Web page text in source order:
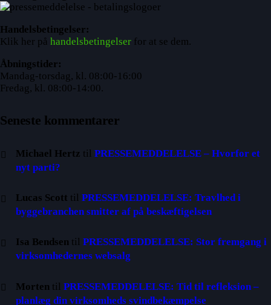
Handelsbetingelser:
Klik her på handelsbetingelser for at se dem.
Åbningstider:
Mandag-torsdag, kl. 08:00-16:00
Fredag, kl. 08:00-14:00.
Seneste kommentarer
Michael Hertz tilPRESSEMEDDELELSE – Hvorfor et
nyt parti?
Lucas Scott tilPRESSEMEDDELELSE: Travlhed i
byggebranchen smitter af på beskæftigelsen
Isa Bendsen tilPRESSEMEDDELELSE: Stor fremgang i
virksomhedernes websalg
Morten tilPRESSEMEDDELELSE: Tid til refleksion –
planlæg din virksomheds svindbekæmpelse